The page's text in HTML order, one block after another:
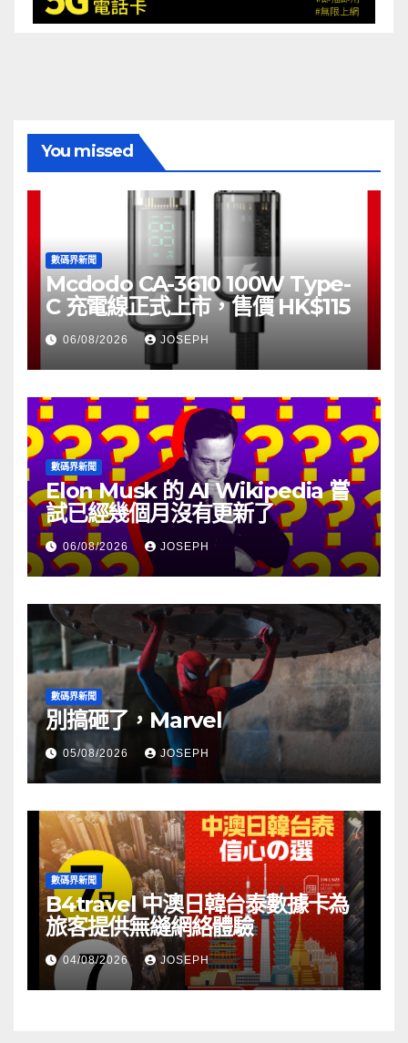
You missed
數碼界新聞
Mcdodo CA-3610 100W Type-
C 充電線正式上市，售價 HK$115
06/08/2026 JOSEPH
數碼界新聞
Elon Musk 的 AI Wikipedia 嘗
試已經幾個月沒有更新了
06/08/2026 JOSEPH
數碼界新聞
別搞砸了，Marvel
05/08/2026 JOSEPH
數碼界新聞
B4travel 中澳日韓台泰數據卡為
旅客提供無縫網絡體驗
04/08/2026 JOSEPH